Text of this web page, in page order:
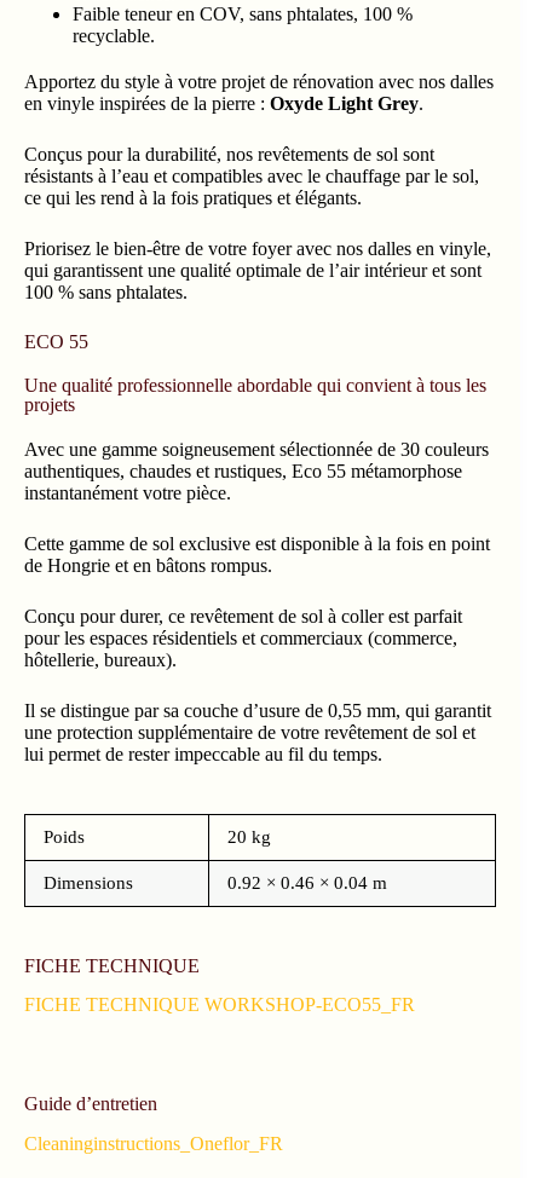
Faible teneur en COV, sans phtalates, 100 %
recyclable.
Apportez du style à votre projet de rénovation avec nos dalles
en vinyle inspirées de la pierre : Oxyde Light Grey.
Conçus pour la durabilité, nos revêtements de sol sont
résistants à l’eau et compatibles avec le chauffage par le sol,
ce qui les rend à la fois pratiques et élégants.
Priorisez le bien-être de votre foyer avec nos dalles en vinyle,
qui garantissent une qualité optimale de l’air intérieur et sont
100 % sans phtalates.
ECO 55
Une qualité professionnelle abordable qui convient à tous les
projets
Avec une gamme soigneusement sélectionnée de 30 couleurs
authentiques, chaudes et rustiques, Eco 55 métamorphose
instantanément votre pièce.
Cette gamme de sol exclusive est disponible à la fois en point
de Hongrie et en bâtons rompus.
Conçu pour durer, ce revêtement de sol à coller est parfait
pour les espaces résidentiels et commerciaux (commerce,
hôtellerie, bureaux).
Il se distingue par sa couche d’usure de 0,55 mm, qui garantit
une protection supplémentaire de votre revêtement de sol et
lui permet de rester impeccable au fil du temps.
Poids 20 kg
Dimensions 0.92 × 0.46 × 0.04 m
FICHE TECHNIQUE
FICHE TECHNIQUE WORKSHOP-ECO55_FR
Guide d’entretien
Cleaninginstructions_Oneflor_FR